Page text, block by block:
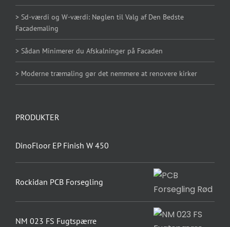
> Sd-værdi og W-værdi: Nøglen til Valg af Den Bedste
Facademaling
> Sådan Minimerer du Afskalninger på Facaden
> Moderne træmaling gør det nemmere at renovere kirker
PRODUKTER
DinoFloor EP Finish W 450
Rockidan PCB Forsegling
NM 023 FS Fugtspærre